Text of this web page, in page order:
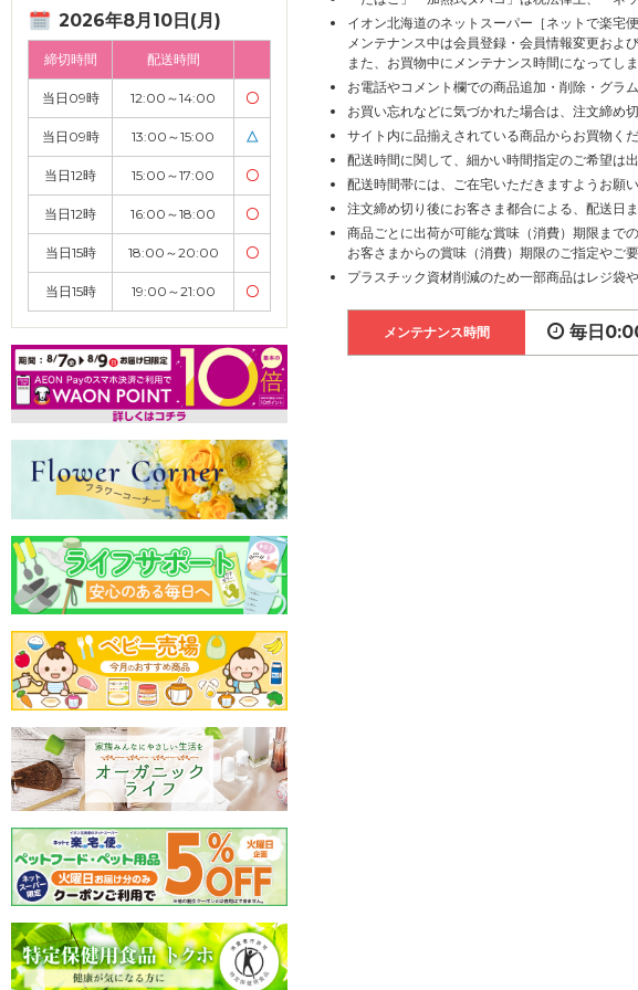
2026年8月10日(月)
締切時間 配送時間
当日09時 12:00～14:00 〇
当日09時 13:00～15:00 △
当日12時 15:00～17:00 〇
当日12時 16:00～18:00 〇
当日15時 18:00～20:00 〇
当日15時 19:00～21:00 〇
イオン北海道のネットスーパー［ネットで楽宅
メンテナンス中は会員登録・会員情報変更およ
また、お買物中にメンテナンス時間になってし
お電話やコメント欄での商品追加・削除・グラ
お買い忘れなどに気づかれた場合は、注文締め
サイト内に品揃えされている商品からお買物く
配送時間に関して、細かい時間指定のご希望は
配送時間帯には、ご在宅いただきますようお願い
注文締め切り後にお客さま都合による、配送日
商品ごとに出荷が可能な賞味（消費）期限まで
お客さまからの賞味（消費）期限のご指定やご
プラスチック資材削減のため一部商品はレジ袋
メンテナンス時間 毎日